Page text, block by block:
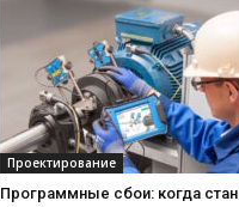
Проектирование
Программные сбои: когда